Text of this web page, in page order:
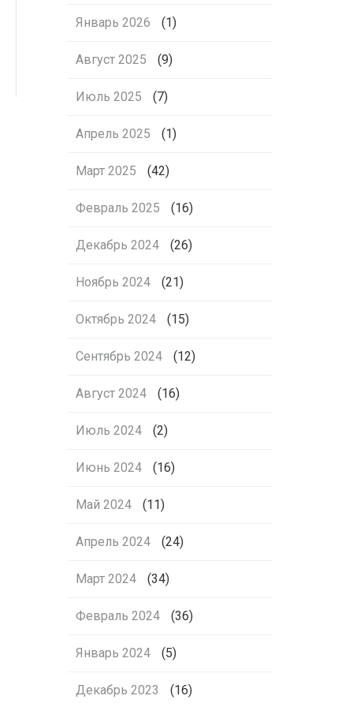
Январь 2026 (1)
Август 2025 (9)
Июль 2025 (7)
Апрель 2025 (1)
Март 2025 (42)
Февраль 2025 (16)
Декабрь 2024 (26)
Ноябрь 2024 (21)
Октябрь 2024 (15)
Сентябрь 2024 (12)
Август 2024 (16)
Июль 2024 (2)
Июнь 2024 (16)
Май 2024 (11)
Апрель 2024 (24)
Март 2024 (34)
Февраль 2024 (36)
Январь 2024 (5)
Декабрь 2023 (16)